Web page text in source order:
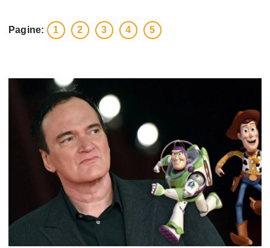
Pagine: 1 2 3 4 5